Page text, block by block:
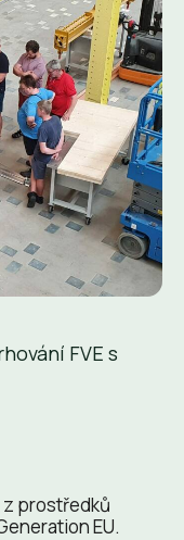
FVE s
prostředků
EU.